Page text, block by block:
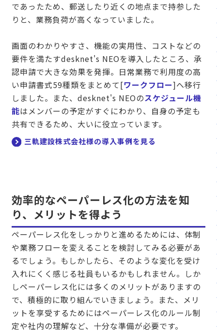
であったため、郵送したり近くの地点まで持参した
りと、業務負荷が高くなっていました。
画面のわかりやすさ、機能の実用性、コストなどの
要件を満たすdesknet's NEOを導入したところ、承
認申請で大きな効果を発揮。日常業務で利用度の高
い申請書式59種類をまとめて[ワークフロー]へ移行
しました。また、desknet's NEOのスケジュール機
能はメンバーの予定がすぐにわかり、自身の予定も
共有できるため、大いに役立っています。
三軌建設株式会社様の導入事例を見る
効率的なペーパーレス化の方法を知
り、メリットを得よう
ペーパーレス化をしっかりと進めるためには、体制
や業務フローを変えることを検討してみる必要があ
るでしょう。もしかしたら、そのような変化を受け
入れにくく感じる社員もいるかもしれません。しか
しペーパーレス化には多くのメリットがありますの
で、積極的に取り組んでいきましょう。また、メリ
ットを享受するためにはペーパーレス化のルール制
定や社内の理解など、十分な準備が必要です。